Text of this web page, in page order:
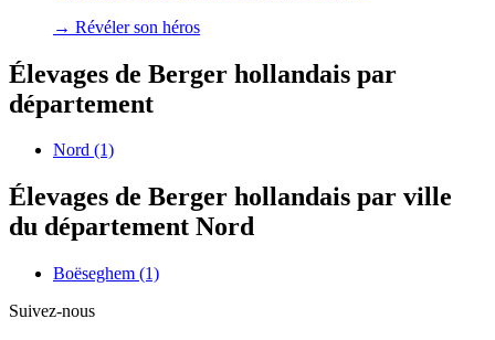
→ Révéler son héros
Élevages de Berger hollandais par
département
Nord (1)
Élevages de Berger hollandais par ville
du département Nord
Boëseghem (1)
Suivez-nous